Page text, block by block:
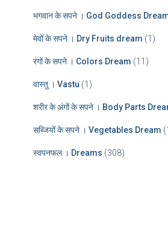
भगवान के सपने । God Goddess
मेवों के सपने । Dry Fruits dream (1)
रंगों के सपने । Colors Dream (11)
वास्तु । Vastu (1)
शरीर के अंगों के सपने । Body Parts
सब्जियों के सपने । Vegetables Dream
स्वपनफल । Dreams (308)